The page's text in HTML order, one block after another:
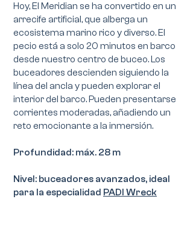
Hoy, El Meridian se ha convertido en un
arrecife artificial, que alberga un
ecosistema marino rico y diverso. El
pecio está a solo 20 minutos en barco
desde nuestro centro de buceo. Los
buceadores descienden siguiendo la
línea del ancla y pueden explorar el
interior del barco. Pueden presentarse
corrientes moderadas, añadiendo un
reto emocionante a la inmersión.
Profundidad: máx. 28 m
Nivel: buceadores avanzados, ideal
para la especialidad PADI Wreck